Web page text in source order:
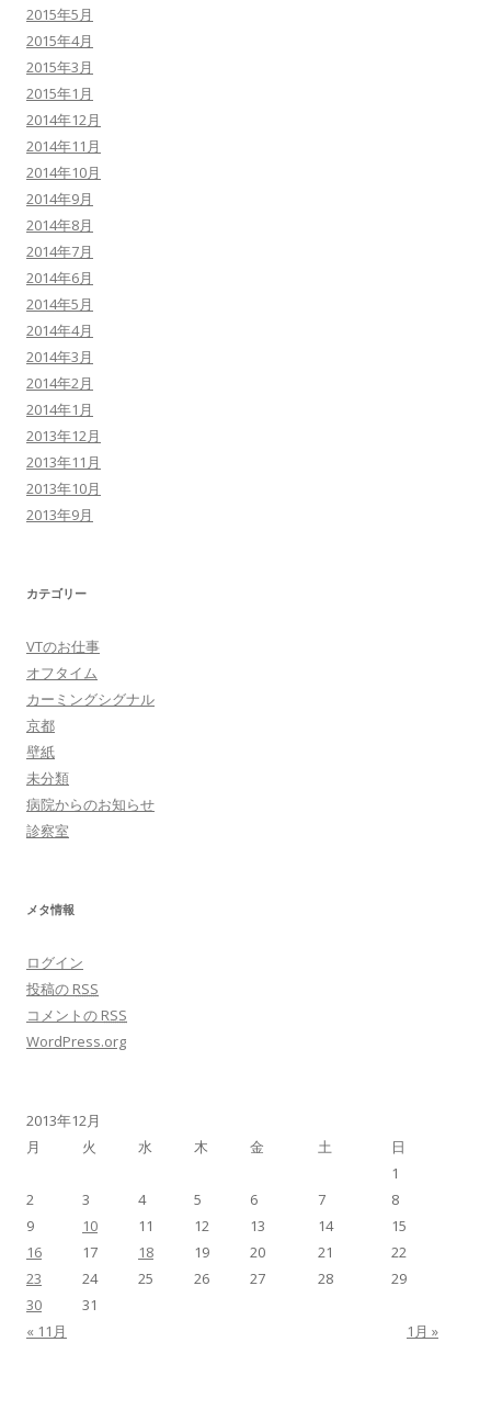
2015年5月
2015年4月
2015年3月
2015年1月
2014年12月
2014年11月
2014年10月
2014年9月
2014年8月
2014年7月
2014年6月
2014年5月
2014年4月
2014年3月
2014年2月
2014年1月
2013年12月
2013年11月
2013年10月
2013年9月
カテゴリー
VTのお仕事
オフタイム
カーミングシグナル
京都
壁紙
未分類
病院からのお知らせ
診察室
メタ情報
ログイン
投稿の RSS
コメントの RSS
WordPress.org
2013年12月
月
火 水 木 金 土 日
« 11月 1月 »
1
2
3 4 5 6 7
8
9
10 11 12 13 14
15
16
17 18 19 20 21
22
23
24 25 26 27 28
29
30
31